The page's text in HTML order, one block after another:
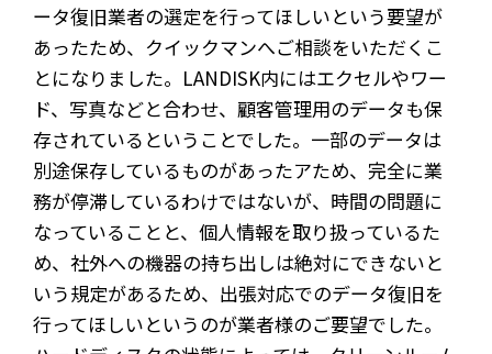
ータ復旧業者の選定を行ってほしいという要望が
あったため、クイックマンへご相談をいただくこ
とになりました。LANDISK内にはエクセルやワー
ド、写真などと合わせ、顧客管理用のデータも保
存されているということでした。一部のデータは
別途保存しているものがあったアため、完全に業
務が停滞しているわけではないが、時間の問題に
なっていることと、個人情報を取り扱っているた
め、社外への機器の持ち出しは絶対にできないと
いう規定があるため、出張対応でのデータ復旧を
行ってほしいというのが業者様のご要望でした。